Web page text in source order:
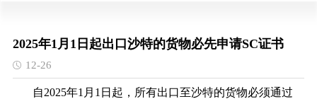
2025年1月1日起出口沙特的货物必先申请SC证书
12-26
自2025年1月1日起，所有出口至沙特的货物必须通过